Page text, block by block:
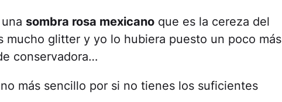
sombra rosa mexicano que es la cereza del
mucho glitter y yo lo hubiera puesto un poco más
conservadora…
más sencillo por si no tienes los suficientes